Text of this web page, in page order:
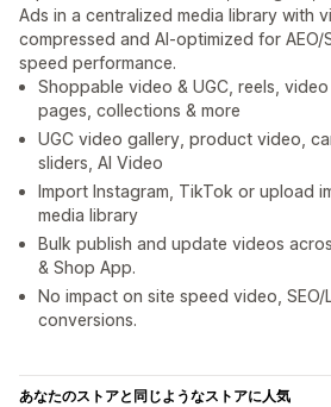
Ads in a centralized media library with
compressed and AI-optimized for AEO/
speed performance.
Shoppable video & UGC, reels,
pages, collections & more
UGC video gallery, product video,
sliders, AI Video
Import Instagram, TikTok or upload
media library
Bulk publish and update videos
& Shop App.
No impact on site speed video,
conversions.
あなたのストアと同じようなストアに人気